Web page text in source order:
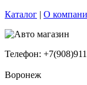
Каталог | О
Телефон:
Воронеж